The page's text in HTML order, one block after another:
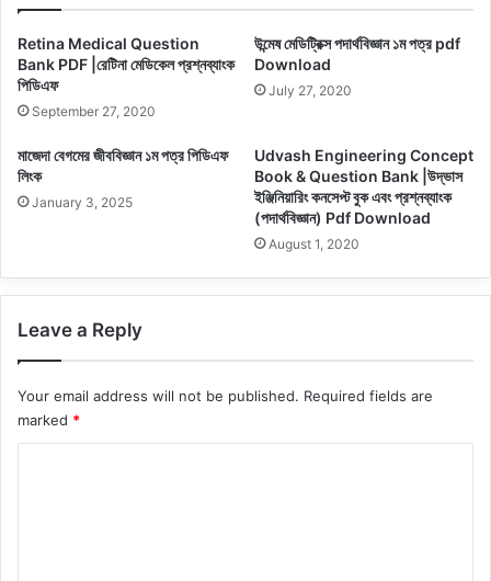
Retina Medical Question
Bank PDF |রেটিনা মেডিকেল প্রশ্নব্যাংক
পিডিএফ
September 27, 2020
উন্মেষ মেডিট্রিক্স পদার্থবিজ্ঞান ১ম পত্র pdf
Download
July 27, 2020
মাজেদা বেগমের জীববিজ্ঞান ১ম পত্র পিডিএফ
লিংক
January 3, 2025
Udvash Engineering Concept
Book & Question Bank |উদ্ভাস
ইঞ্জিনিয়ারিং কনসেপ্ট বুক এবং প্রশ্নব্যাংক
(পদার্থবিজ্ঞান) Pdf Download
August 1, 2020
Leave a Reply
Your email address will not be published. Required fields are
marked *